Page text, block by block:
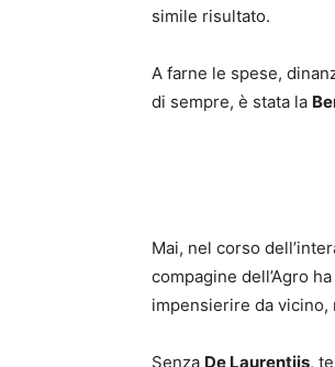
simile risultato.
A farne le spese,
di sempre, è stata la
Mai, nel corso
compagine dell’Agro
impensierire da vicino,
Senza De Laurentiis,